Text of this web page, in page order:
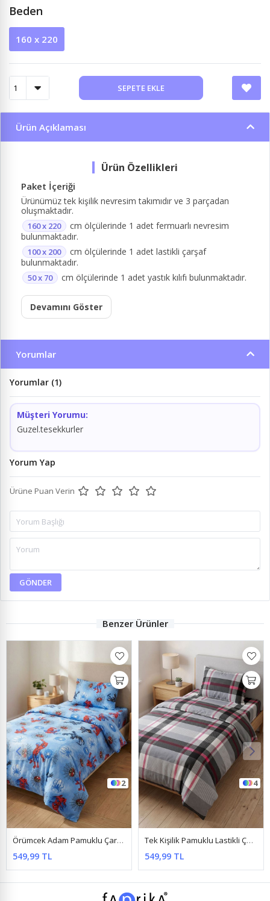
Beden
160 x 220
SEPETE EKLE
Ürün Açıklaması
Paket İçeriği
Ürünümüz tek kişilik nevresim takımıdır ve 3 parçadan
oluşmaktadır.
160 x 220
cm ölçülerinde 1 adet fermuarlı nevresim
bulunmaktadır.
100 x 200
cm ölçülerinde 1 adet lastikli çarşaf
bulunmaktadır.
50 x 70 cm ölçülerinde 1 adet yastık kılıfı bulunmaktadır.
Devamını Göster
Yorumlar
Yorumlar (1)
Müşteri Yorumu:
Guzel.tesekkurler
Yorum Yap
Ürüne Puan Verin
GÖNDER
Benzer Ürünler
4
Tek Kişilik Pamuklu Lastikli Çarşaflı Nevresim Takımı Nova Desen Kırmızı
549,99 TL
9
Tek Kişilik Pamuklu Çarşafı Lastikli Nevresim Takımı Düz Renk Antrasit
549,99 TL